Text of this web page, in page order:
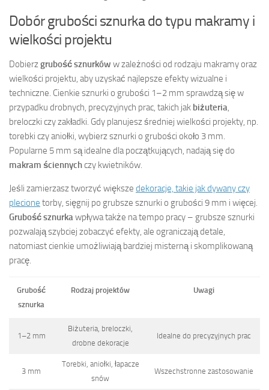
Dobór grubości sznurka do typu makramy i
wielkości projektu
Dobierzgrubość sznurków w zależności od rodzaju makramy oraz
wielkości projektu, aby uzyskać najlepsze efekty wizualne i
techniczne. Cienkie sznurki o grubości 1–2 mm sprawdzą się w
przypadku drobnych, precyzyjnych prac, takich jak biżuteria
breloczki czy zakładki. Gdy planujesz średniej wielkości projekty, np.
torebki czy aniołki, wybierz sznurki o grubości około 3 mm.
Popularne 5 mm są idealne dla początkujących, nadają się do
makram ściennychczy kwietników.
Jeśli zamierzasz tworzyć większe dekoracje, takie jak dywany czy
plecione torby, sięgnij po grubsze sznurki o grubości 9 mm i więcej.
Grubość sznurka wpływa także na tempo pracy – grubsze sznurki
pozwalają szybciej zobaczyć efekty, ale ograniczają detale,
natomiast cienkie umożliwiają bardziej misterną i skomplikowaną
pracę.
Grubość
sznurka
Rodzaj projektów Uwagi
1–2 mm
Biżuteria, breloczki,
drobne dekoracje
Idealne do precyzyjnych prac
3 mm
Torebki, aniołki, łapacze
snów
Wszechstronne zastosowanie